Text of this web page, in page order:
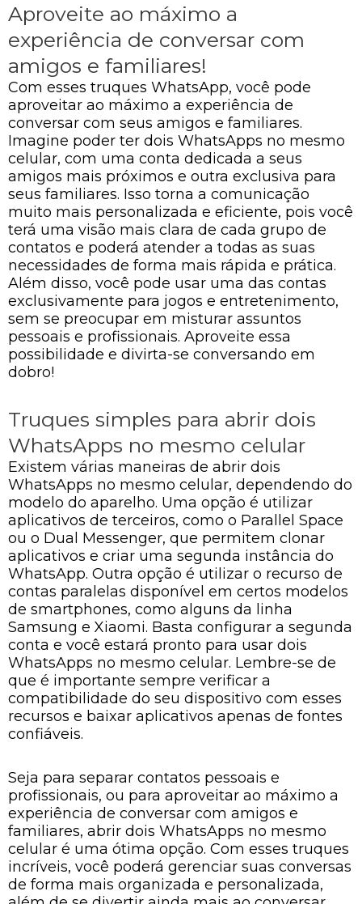
Aproveite ao máximo a
experiência de conversar com
amigos e familiares!
Com esses truques WhatsApp, você pode
aproveitar ao máximo a experiência de
conversar com seus amigos e familiares.
Imagine poder ter dois WhatsApps no mesmo
celular, com uma conta dedicada a seus
amigos mais próximos e outra exclusiva para
seus familiares. Isso torna a comunicação
muito mais personalizada e eficiente, pois você
terá uma visão mais clara de cada grupo de
contatos e poderá atender a todas as suas
necessidades de forma mais rápida e prática.
Além disso, você pode usar uma das contas
exclusivamente para jogos e entretenimento,
sem se preocupar em misturar assuntos
pessoais e profissionais. Aproveite essa
possibilidade e divirta-se conversando em
dobro!
Truques simples para abrir dois
WhatsApps no mesmo celular
Existem várias maneiras de abrir dois
WhatsApps no mesmo celular, dependendo do
modelo do aparelho. Uma opção é utilizar
aplicativos de terceiros, como o Parallel Space
ou o Dual Messenger, que permitem clonar
aplicativos e criar uma segunda instância do
WhatsApp. Outra opção é utilizar o recurso de
contas paralelas disponível em certos modelos
de smartphones, como alguns da linha
Samsung e Xiaomi. Basta configurar a segunda
conta e você estará pronto para usar dois
WhatsApps no mesmo celular. Lembre-se de
que é importante sempre verificar a
compatibilidade do seu dispositivo com esses
recursos e baixar aplicativos apenas de fontes
confiáveis.
Seja para separar contatos pessoais e
profissionais, ou para aproveitar ao máximo a
experiência de conversar com amigos e
familiares, abrir dois WhatsApps no mesmo
celular é uma ótima opção. Com esses truques
incríveis, você poderá gerenciar suas conversas
de forma mais organizada e personalizada,